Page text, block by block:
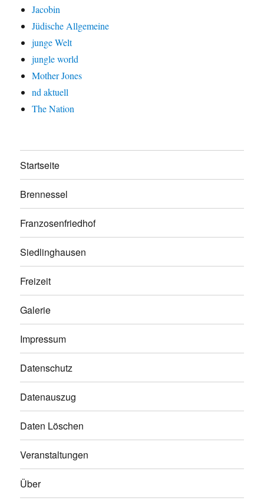
Jacobin
Jüdische Allgemeine
junge Welt
jungle world
Mother Jones
nd aktuell
The Nation
Startseite
Brennessel
Franzosenfriedhof
Siedlinghausen
Freizeit
Galerie
Impressum
Datenschutz
Datenauszug
Daten Löschen
Veranstaltungen
Über